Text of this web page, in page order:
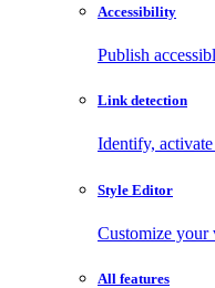
Accessibility
Publish
Link detection
Identify,
Style Editor
Customize
All features